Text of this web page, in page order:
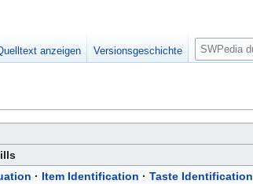
· Item Identification · Taste Identification
anzeigen Versionsgeschichte
S
u
e